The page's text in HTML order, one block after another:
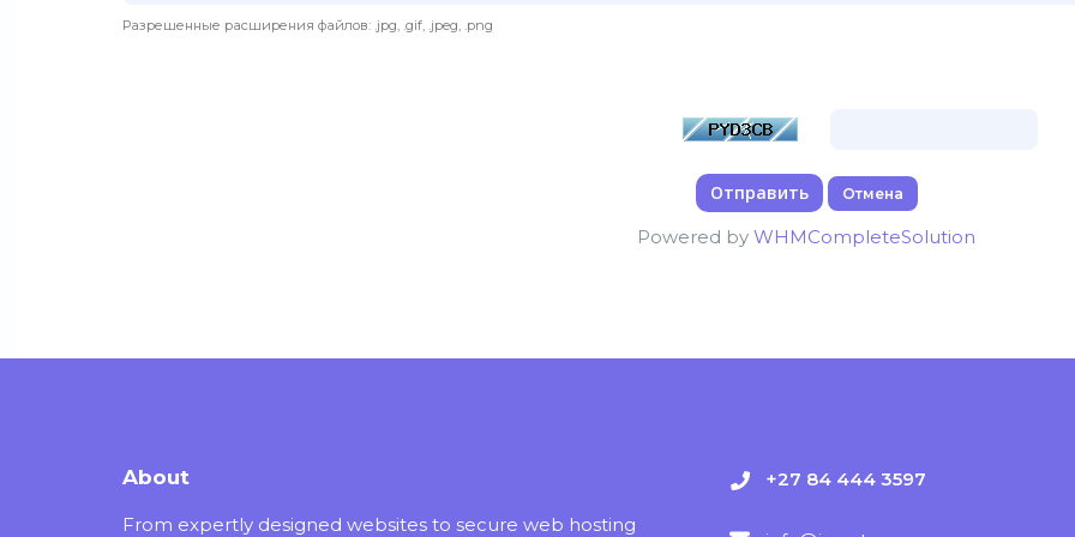
Разрешенные расширения файлов: .jpg, .gif, .jpeg, .png
Отмена
Powered by WHMCompleteSolution
About
From expertly designed websites to secure web hosting
+27 84 444 3597